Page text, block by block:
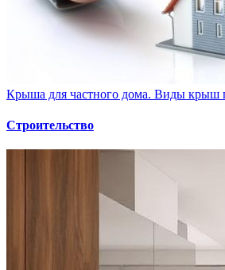
Крыша для частного дома. Виды крыш
Строительство